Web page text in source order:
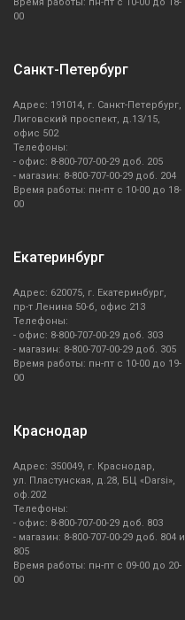
Время работы: пн-пт с 10-00 до 18-
00
Санкт-Петербург
Адрес: 191014, г. Санкт-Петербург,
Лиговский проспект, д.13/15,
офис 502
Телефоны:
- офис: 8-800-707-00-29 доб. 205
- магазин: 8-800-707-00-29 доб. 204
Время работы: пн-пт с 10-00 до 18-
00
Екатеринбург
Адрес: 620075, г. Екатеринбург,
пр-т Ленина 50-б, офис 213
Телефоны:
- офис: 8-800-707-00-29 доб. 303
- магазин: 8-800-707-00-29 доб. 305
Время работы: пн-пт с 10-00 до 19-
00
Краснодар
Адрес: 350049, г. Краснодар,
ул. Пластунская, д.28, БЦ «Darsi»,
оф.202
Телефоны:
- офис: 8-800-707-00-29 доб. 803
- магазин: 8-800-707-00-29 доб. 804 и
805
Время работы: пн-пт с 09-00 до 20-
00